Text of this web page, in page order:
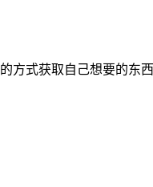
式获取自己想要的